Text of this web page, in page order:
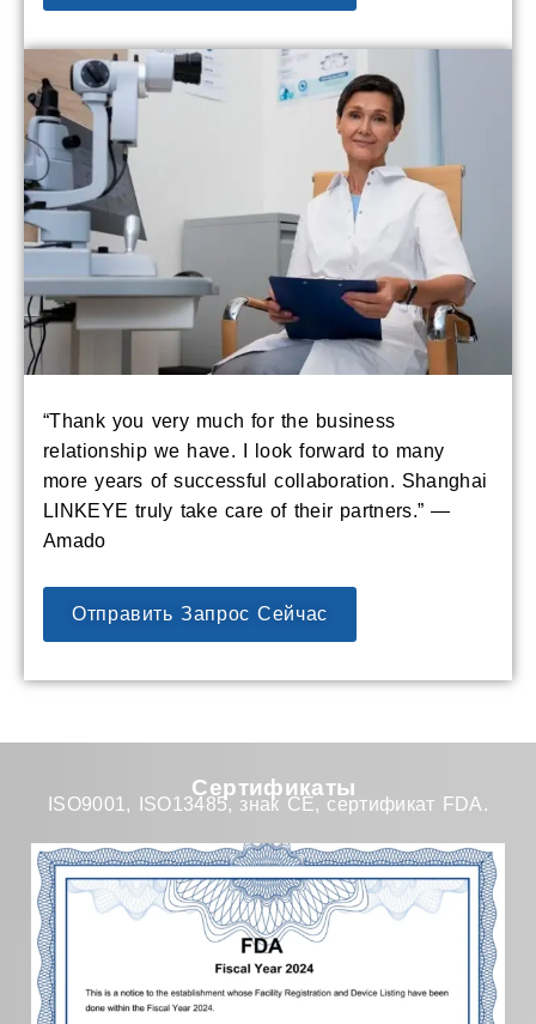
“Thank you very much for the business
relationship we have. I look forward to many
more years of successful collaboration. Shanghai
LINKEYE truly take care of their partners.” —
Amado
Отправить Запрос Сейчас
Сертификаты
ISO9001, ISO13485, знак CE, сертификат FDA.